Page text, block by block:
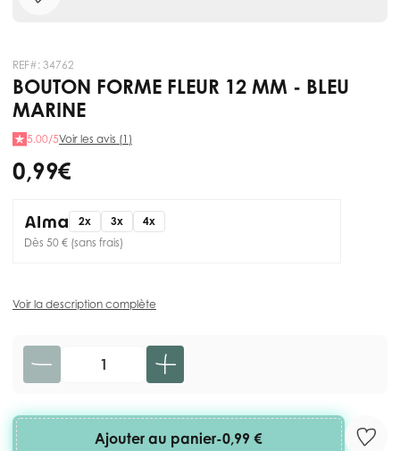
REF#: 34762
BOUTON FORME FLEUR 12 MM - BLEU
MARINE
5.00/5Voir les avis (1)
0,99 €
2x 3x
4x
Dès 50 € (sans frais)
Voir la description complète
Quantité
Ajouter au panier-0,99 €